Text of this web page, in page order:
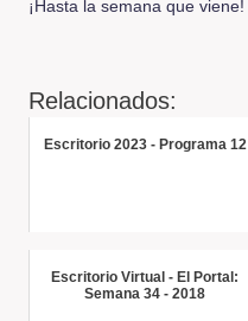
¡Hasta la semana que viene!
Relacionados:
Escritorio 2023 - Programa 12
Escritorio Virtual - El Portal:
Semana 34 - 2018